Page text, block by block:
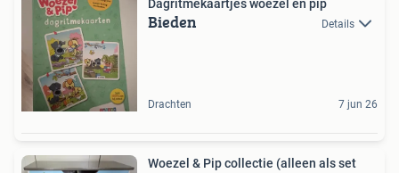
Dagritmekaartjes woezel en pip
Bieden Details
Drachten 7 jun 26
Woezel & Pip collectie (alleen als set